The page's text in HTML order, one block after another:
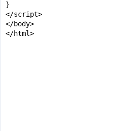
}
</script>
</body>
</html>